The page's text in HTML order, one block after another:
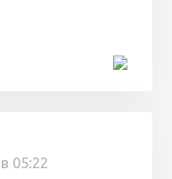
05:22